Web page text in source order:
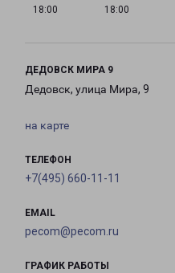
18:00
18:00
ДЕДОВСК МИРА 9
Дедовск, улица Мира, 9
на карте
ТЕЛЕФОН
+7(495) 660-11-11
EMAIL
pecom@pecom.ru
ГРАФИК РАБОТЫ